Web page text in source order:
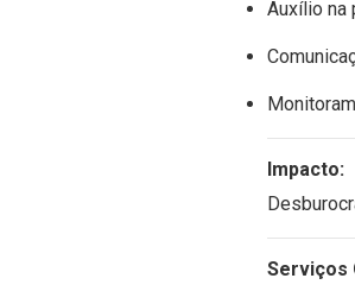
Auxílio na
Impacto:
Serviços